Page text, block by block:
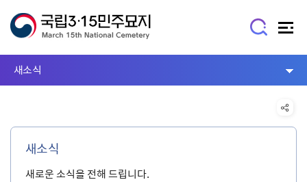
새소식
새소식
새로운 소식을 전해 드립니다.